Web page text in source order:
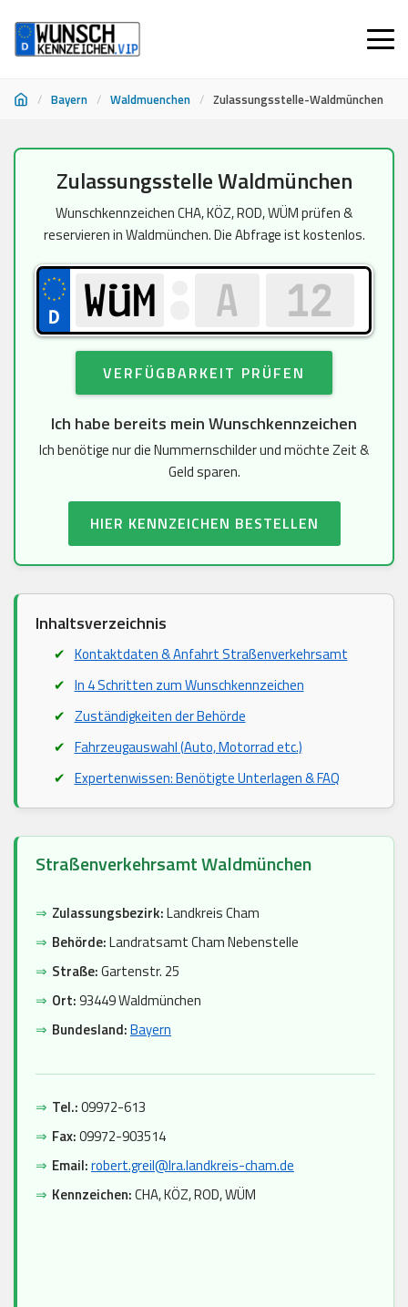
/ Bayern / Waldmuenchen / Zulassungsstelle-Waldmünchen
springen
Zulassungsstelle Waldmünchen
Wunschkennzeichen CHA, KÖZ, ROD, WÜM prüfen &
reservieren in Waldmünchen. Die Abfrage ist kostenlos.
VERFÜGBARKEIT PRÜFEN
Ich habe bereits mein Wunschkennzeichen
Ich benötige nur die Nummernschilder und möchte Zeit &
Geld sparen.
HIER KENNZEICHEN BESTELLEN
Inhaltsverzeichnis
Kontaktdaten & Anfahrt Straßenverkehrsamt
In 4 Schritten zum Wunschkennzeichen
Zuständigkeiten der Behörde
Fahrzeugauswahl (Auto, Motorrad etc.)
Expertenwissen: Benötigte Unterlagen & FAQ
Straßenverkehrsamt Waldmünchen
⇒ Zulassungsbezirk:Landkreis Cham
⇒ Behörde:Landratsamt Cham Nebenstelle
⇒ Straße:Gartenstr. 25
⇒ Ort:93449 Waldmünchen
⇒ Bundesland:Bayern
⇒ Tel.:09972-613
⇒ Fax:09972-903514
⇒ Email:robert.greil@lra.landkreis-cham.de
⇒ Kennzeichen:CHA, KÖZ, ROD, WÜM